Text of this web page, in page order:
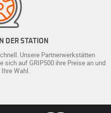
DER STATION
Unsere Partnerwerkstätten
sich auf GRIP500 ihre Preise an und
Wahl.